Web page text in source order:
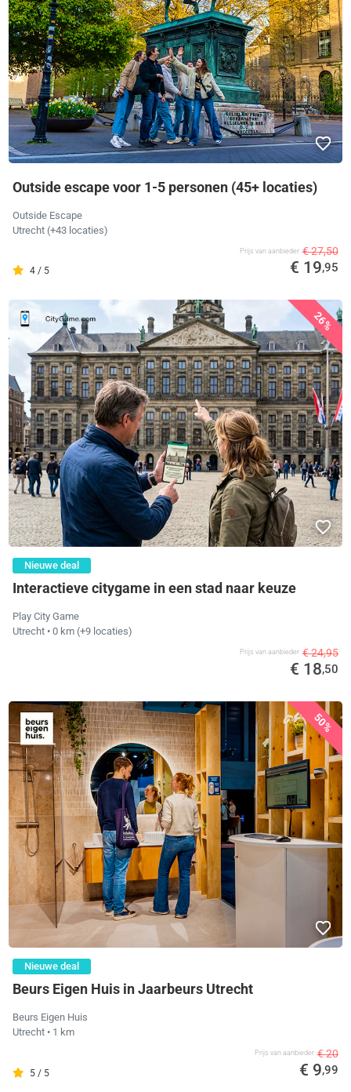
Outside escape voor 1-5 personen (45+ locaties)
Outside Escape
Utrecht (+43 locaties)
4 / 5
Prijs van aanbieder € 27,50
€ 19,95
26%
Nieuwe deal
Interactieve citygame in een stad naar keuze
Play City Game
Utrecht • 0 km (+9 locaties)
Prijs van aanbieder € 24,95
€ 18,50
50%
Nieuwe deal
Beurs Eigen Huis in Jaarbeurs Utrecht
Beurs Eigen Huis
Utrecht • 1 km
5 / 5
Prijs van aanbieder € 20
€ 9,99